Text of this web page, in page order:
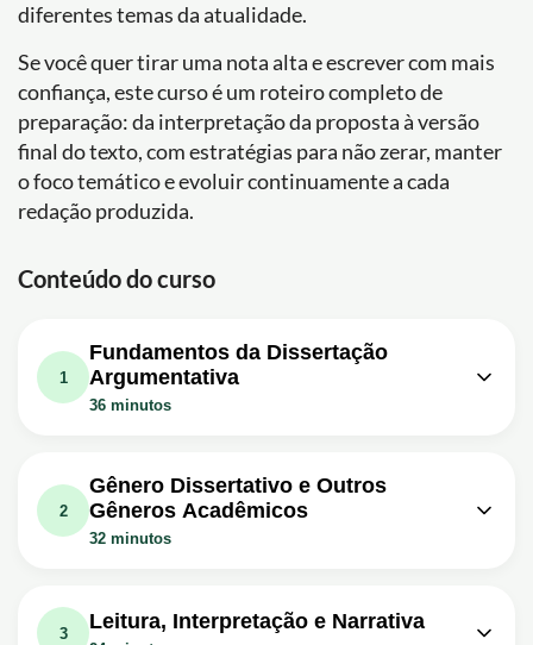
diferentes temas da atualidade.
Se você quer tirar uma nota alta e escrever com mais
confiança, este curso é um roteiro completo de
preparação: da interpretação da proposta à versão
final do texto, com estratégias para não zerar, manter
o foco temático e evoluir continuamente a cada
redação produzida.
Conteúdo do curso
1
Fundamentos da Dissertação
Argumentativa
36 minutos
Desenvolvimento para Redações
Argumentativas [Prof Noslen]
Exercício: Quais são os três tipos de argumentação
Aula em vídeo: Tipos de Introdução
2
Gênero Dissertativo e Outros
Gêneros Acadêmicos
32 minutos
Argumentativa [Prof Noslen]
3
Leitura, Interpretação e Narrativa